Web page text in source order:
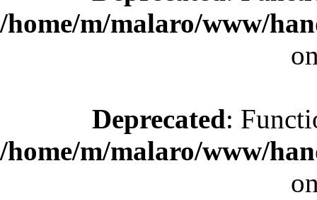
/home/m/malaro/www/
Deprecated:
/home/m/malaro/www/